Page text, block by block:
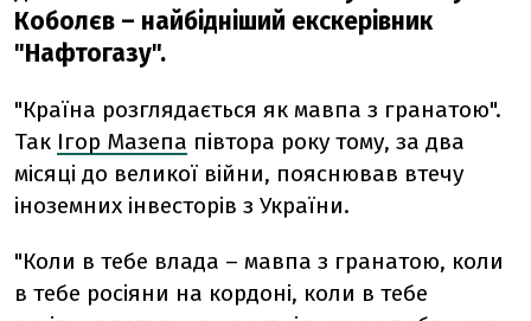
Коболєв – найбідніший екскерівник
"Нафтогазу".
"Країна розглядається як мавпа з гранатою".
Так Ігор Мазепа півтора року тому, за два
місяці до великої війни, пояснював втечу
іноземних інвесторів з України.
"Коли в тебе влада – мавпа з гранатою, коли
в тебе росіяни на кордоні, коли в тебе